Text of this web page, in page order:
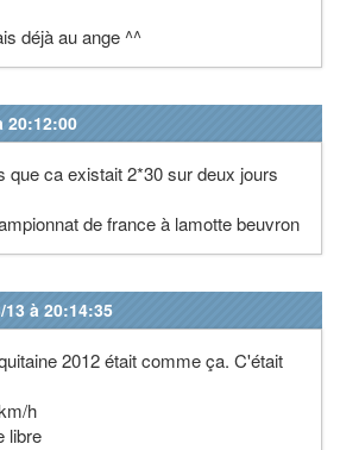
déjà au ange ^^
20:12:00
que ca existait 2*30 sur deux jours
de france à lamotte beuvron
13 à 20:14:35
2012 était comme ça. C'était
h
libre